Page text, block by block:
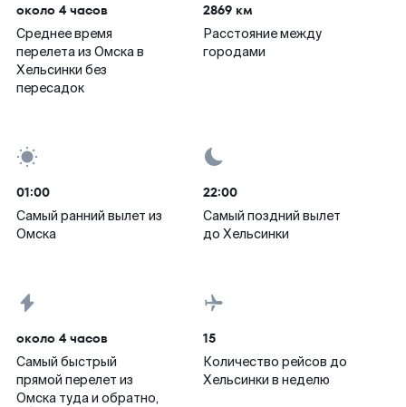
около 4 часов
Среднее время
перелета из Омска в
Хельсинки без
пересадок
2869 км
Расстояние между
городами
01:00
Самый ранний вылет из
Омска
22:00
Самый поздний вылет
до Хельсинки
около 4 часов
Самый быстрый
прямой перелет из
Омска туда и обратно,
15
Количество рейсов до
Хельсинки в неделю